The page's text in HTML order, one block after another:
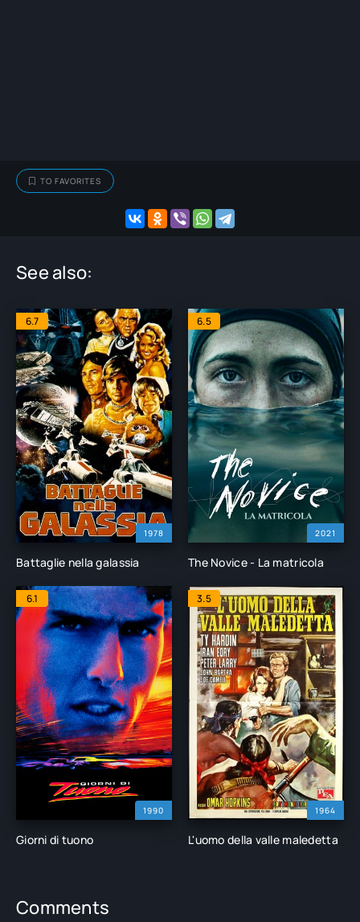
TO FAVORITES
See also:
1978
6.7
Battaglie nella galassia
2021
6.5
The Novice - La matricola
1990
6.1
Giorni di tuono
1964
3.5
L'uomo della valle maledetta
Comments